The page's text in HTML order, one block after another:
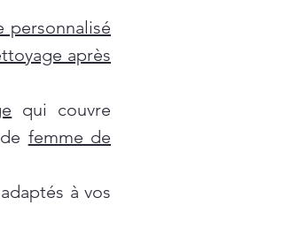
personnalisé
après
qui couvre
femme de
à vos